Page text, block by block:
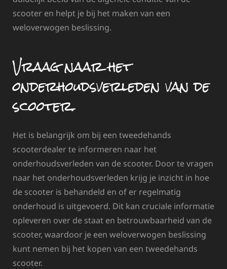
scooter en helpt je bij het maken van een
weloverwogen beslissing.
Vraag naar het
onderhoudsverleden van de
scooter.
Het is belangrijk om bij een tweedehands
scooterdealer te informeren naar het
onderhoudsverleden van de scooter. Door te vragen
naar het onderhoudsverleden krijg je inzicht in hoe
de scooter is behandeld en of er regelmatig
onderhoud is uitgevoerd. Dit kan cruciale informatie
opleveren over de staat en betrouwbaarheid van de
scooter, waardoor je een weloverwogen beslissing
kunt nemen bij het kopen van een tweedehands
scooter.